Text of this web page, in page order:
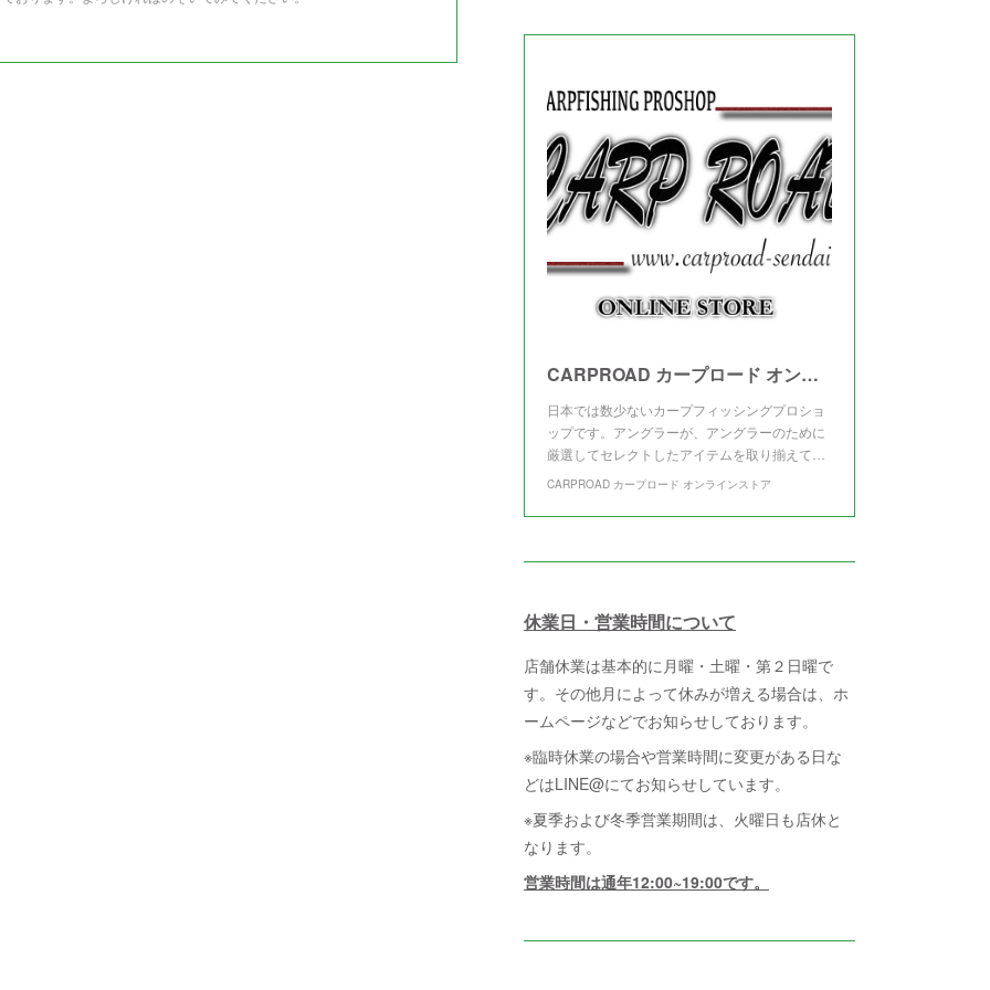
CARPROAD カープロード オンラインストア
日本では数少ないカープフィッシングプロショ
ップです。アングラーが、アングラーのために
厳選してセレクトしたアイテムを取り揃えて…
CARPROAD カープロード オンラインストア
休業日・営業時間について
店舗休業は基本的に月曜・土曜・第２日曜で
す。その他月によって休みが増える場合は、ホ
ームページなどでお知らせしております。
※臨時休業の場合や営業時間に変更がある日な
どはLINE@にてお知らせしています。
※夏季および冬季営業期間は、火曜日も店休と
なります。
営業時間は通年12:00~19:00です。